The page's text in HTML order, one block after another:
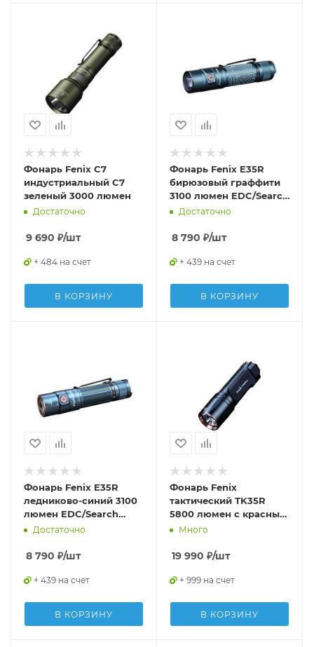
Фонарь Fenix C7
индустриальный C7
зеленый 3000 люмен
Достаточно
9 690 ₽/шт
+ 484 на счет
В КОРЗИНУ
Фонарь Fenix E35R
бирюзовый граффити
3100 люмен EDC/Search
21700
Достаточно
8 790 ₽/шт
+ 439 на счет
В КОРЗИНУ
Фонарь Fenix E35R
ледниково-синий 3100
люмен EDC/Search
21700
Достаточно
8 790 ₽/шт
+ 439 на счет
В КОРЗИНУ
Фонарь Fenix
тактический TK35R
5800 люмен с красным
светом
Много
19 990 ₽/шт
+ 999 на счет
В КОРЗИНУ